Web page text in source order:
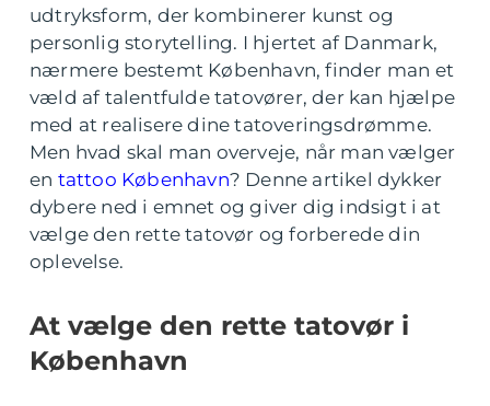
udtryksform, der kombinerer kunst og
personlig storytelling. I hjertet af Danmark,
nærmere bestemt København, finder man et
væld af talentfulde tatovører, der kan hjælpe
med at realisere dine tatoveringsdrømme.
Men hvad skal man overveje, når man vælger
en tattoo København? Denne artikel dykker
dybere ned i emnet og giver dig indsigt i at
vælge den rette tatovør og forberede din
oplevelse.
At vælge den rette tatovør i
København